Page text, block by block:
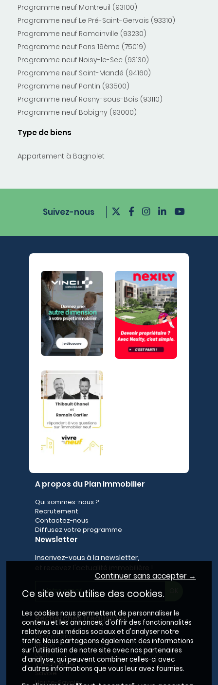
Programme neuf Montreuil (93100)
Programme neuf Le Pré-Saint-Gervais (93310)
Programme neuf Romainville (93230)
Programme neuf Paris 19ème (75019)
Programme neuf Noisy-le-Sec (93130)
Programme neuf Saint-Mandé (94160)
Programme neuf Pantin (93500)
Programme neuf Rosny-sous-Bois (93110)
Programme neuf Bobigny (93000)
Type de biens
Appartement à Bagnolet
Suivez-nous
A propos du Plan Immobilier
Qui sommes-nous ?
Recrutement
Contactez-nous
Diffusez votre programme
Newsletter
Inscrivez-vous à la newsletter,
Recherches fréquentes
Grand Paris
Rhône
Lyon
Villeurbanne
Savoie
Haute-Savoie
Continuer sans accepter →
Ce site web utilise des cookies.
Les cookies nous permettent de personnaliser le
contenu et les annonces, d'offrir des fonctionnalités
relatives aux médias sociaux et d'analyser notre
trafic. Nous partageons également des informations
sur l'utilisation de notre site avec nos partenaires
d'analyse, qui peuvent combiner celles-ci avec
d'autres informations que vous leur avez fournies.